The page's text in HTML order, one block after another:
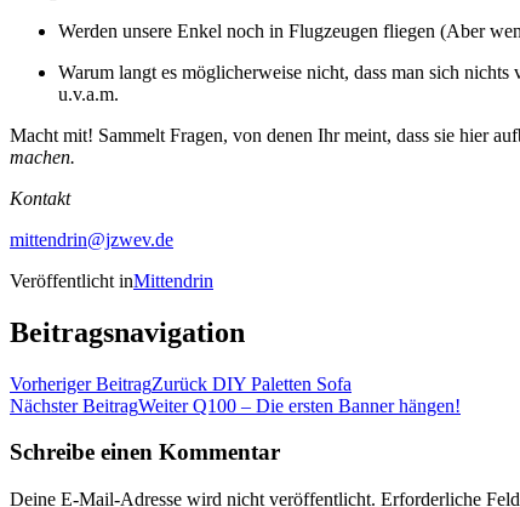
Werden unsere Enkel noch in Flugzeugen fliegen (Aber
Warum langt es möglicherweise nicht, dass man sich nichts
u.v.a.m.
Macht mit! Sammelt Fragen, von denen Ihr meint, dass sie hier
machen.
Kontakt
mittendrin@jzwev.de
Veröffentlicht inMittendrin
Beitragsnavigation
Vorheriger BeitragZurück DIY Paletten Sofa
Nächster BeitragWeiter Q100 – Die ersten Banner hängen!
Schreibe einen Kommentar
Deine E-Mail-Adresse wird nicht veröffentlicht. Erforderliche